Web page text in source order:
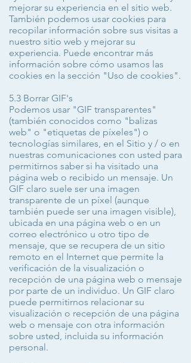
mejorar su experiencia en el sitio web.
También podemos usar cookies para
recopilar información sobre sus visitas a
nuestro sitio web y mejorar su
experiencia. Puede encontrar más
información sobre cómo usamos las
cookies en la sección "Uso de cookies".
5.3 Borrar GIF's
Podemos usar "GIF transparentes"
(también conocidos como "balizas
web" o "etiquetas de píxeles") o
tecnologías similares, en el Sitio y / o en
nuestras comunicaciones con usted para
permitirnos saber si ha visitado una
página web o recibido un mensaje. Un
GIF claro suele ser una imagen
transparente de un píxel (aunque
también puede ser una imagen visible),
ubicada en una página web o en un
correo electrónico u otro tipo de
mensaje, que se recupera de un sitio
remoto en el Internet que permite la
verificación de la visualización o
recepción de una página web o mensaje
por parte de un individuo. Un GIF claro
puede permitirnos relacionar su
visualización o recepción de una página
web o mensaje con otra información
sobre usted, incluida su información
personal.